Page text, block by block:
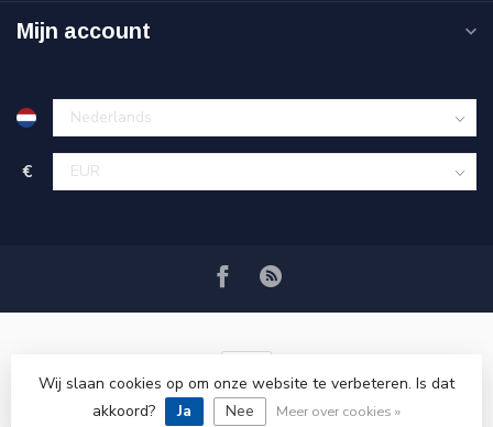
Mijn account
€
© Copyright 2026 VRSPLUS
Wij slaan cookies op om onze website te verbeteren. Is dat
akkoord?
Ja Nee Meer over cookies »